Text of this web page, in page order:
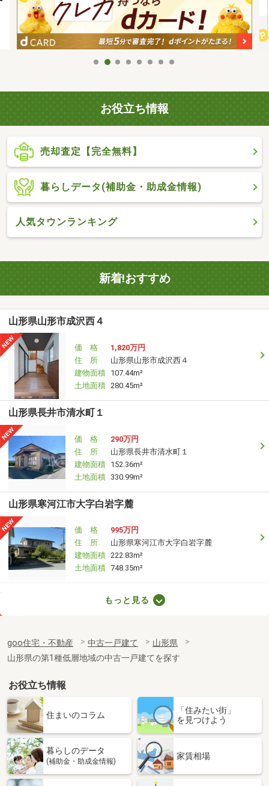
お役立ち情報
売却査定【完全無料】
暮らしデータ(補助金・助成金情報)
人気タウンランキング
新着!おすすめ
山形県山形市成沢西４
価 格
1,820万円
住 所
山形県山形市成沢西４
建物面積 107.44m²
土地面積 280.45m²
山形県長井市清水町１
価 格
290万円
住 所
山形県長井市清水町１
建物面積 152.36m²
土地面積 330.99m²
山形県寒河江市大字白岩字麓
価 格
995万円
住 所
山形県寒河江市大字白岩字麓
建物面積 222.83m²
土地面積 748.35m²
建物面積 254.19m²
土地面積 179.54m²
山形県南陽市宮内
価 格
1,250万円
山形県南陽市宮内
建物面積 178.86m²
土地面積
479.74m²
山形県東田川郡三川町大字押切新田字潴
もっと見る
goo住宅・不動産 中古一戸建て
山形県
山形県の第1種低層地域の中古一戸建てを探す
お役立ち情報
住まいのコラム
「住みたい街」
を見つけよう
暮らしのデータ
(補助金・助成金情報)
家賃相場